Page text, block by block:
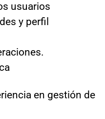
usuarios
y perfil
en gestión de